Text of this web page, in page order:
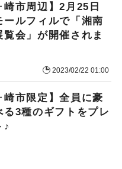
崎市周辺】2月25日
ールフィルで「湘南
覧会」が開催されま
2023/02/22 01:00
崎市限定】全員に豪
る3種のギフトをプレ
♪